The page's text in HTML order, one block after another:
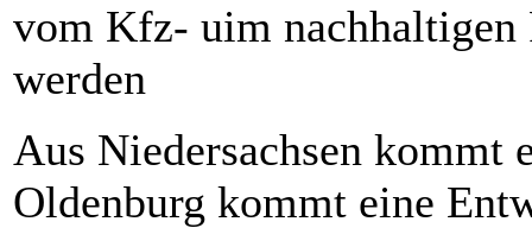
vom Kfz- uim nachhaltigen
werden
Aus Niedersachsen kommt
Oldenburg kommt eine